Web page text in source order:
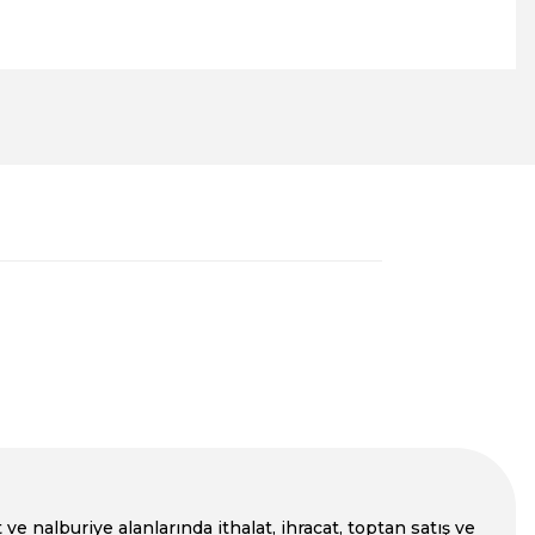
ve nalburiye alanlarında ithalat, ihracat, toptan satış ve